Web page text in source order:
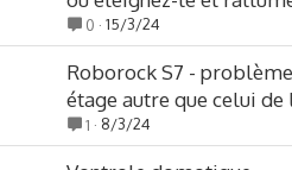
0 15/3/24
Roborock S7 -
étage autre que celui de
1 8/3/24